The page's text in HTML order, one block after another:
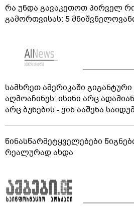
რა უნდა გავაკეთოთ პირველ
გამორთვისას: 5
სამხრეთ ამერიკაში გიგანტური
აღმოაჩინეს: ისინი არც
არც ბუნების - ვინ ააშენა
წინასწარმეტყველებები
რეალურად ახდა